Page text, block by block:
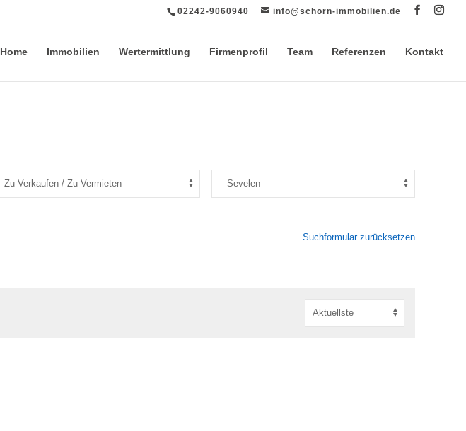
02242-9060940 info@schorn-immobilien.de
Home Immobilien Wertermittlung Firmenprofil Team Referenzen Kontakt
Suchformular zurücksetzen